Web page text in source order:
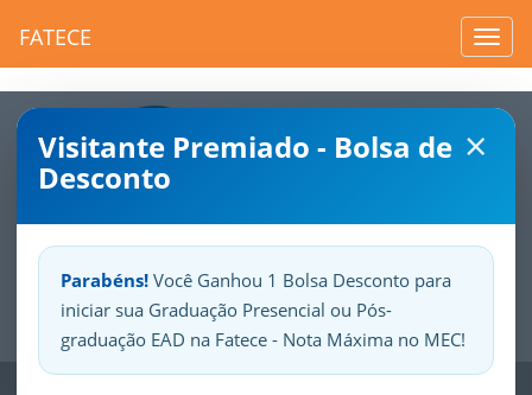
FATECE
×
Visitante Premiado - Bolsa de
Desconto
Parabéns! Você Ganhou 1 Bolsa Desconto para
iniciar sua Graduação Presencial ou Pós-
graduação EAD na Fatece - Nota Máxima no MEC!
SuaFatece.Seuorgulho.
Previous